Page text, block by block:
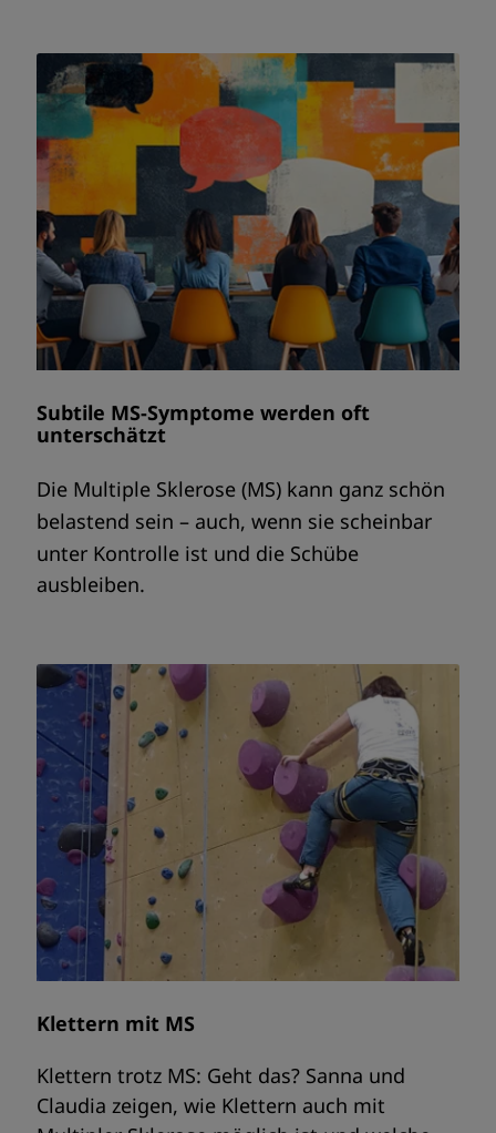
Subtile MS-Symptome werden oft
unterschätzt
Die Multiple Sklerose (MS) kann ganz schön
belastend sein – auch, wenn sie scheinbar
unter Kontrolle ist und die Schübe
ausbleiben.
Klettern mit MS
Klettern trotz MS: Geht das? Sanna und
Claudia zeigen, wie Klettern auch mit